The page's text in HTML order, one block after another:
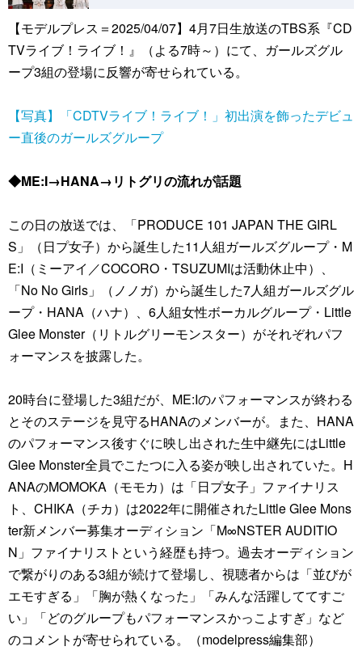
【モデルプレス＝2025/04/07】4月7日生放送のTBS系『CD
TVライブ！ライブ！』（よる7時～）にて、ガールズグル
ープ3組の登場に反響が寄せられている。
【写真】「CDTVライブ！ライブ！」初出演を飾ったデビュ
ー直後のガールズグループ
◆ME:I→HANA→リトグリの流れが話題
この日の放送では、「PRODUCE 101 JAPAN THE GIRL
S」（日プ女子）から誕生した11人組ガールズグループ・M
E:I（ミーアイ／COCORO・TSUZUMIは活動休止中）、
「No No Girls」（ノノガ）から誕生した7人組ガールズグル
ープ・HANA（ハナ）、6人組女性ボーカルグループ・Little
Glee Monster（リトルグリーモンスター）がそれぞれパフ
ォーマンスを披露した。
20時台に登場した3組だが、ME:Iのパフォーマンスが終わる
とそのステージを見守るHANAのメンバーが。また、HANA
のパフォーマンス後すぐに映し出された生中継先にはLittle
Glee Monster全員でこたつに入る姿が映し出されていた。H
ANAのMOMOKA（モモカ）は「日プ女子」ファイナリス
ト、CHIKA（チカ）は2022年に開催されたLittle Glee Mons
ter新メンバー募集オーディション「M∞NSTER AUDITIO
N」ファイナリストという経歴も持つ。過去オーディション
で繋がりのある3組が続けて登場し、視聴者からは「並びが
エモすぎる」「胸が熱くなった」「みんな活躍しててすご
い」「どのグループもパフォーマンスかっこよすぎ」など
のコメントが寄せられている。（modelpress編集部）